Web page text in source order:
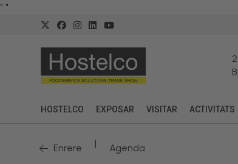
" "
HOSTELCO EXPOSAR VISITAR ACTIVITATS
Enrere | Agenda